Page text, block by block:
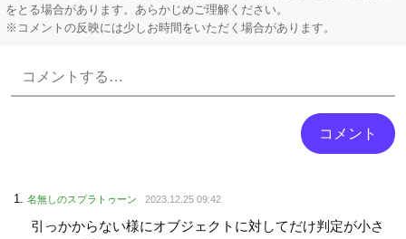
をとる場合があります。あらかじめご理解ください。
※コメントの反映には少しお時間をいただく場合があります。
名無しのスプラトゥーン 2023.12.25 09:42
引っかからない様にオブジェクトに対してだけ判定が小さ